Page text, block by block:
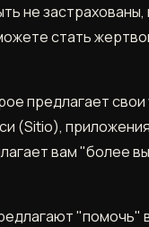
не
стать
предлагает
(Sitio),
вам "более
"помочь"